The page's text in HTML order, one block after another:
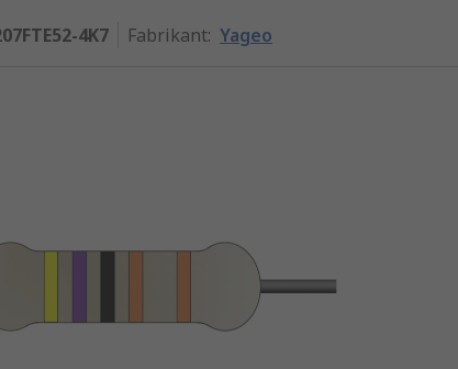
4K7 Fabrikant: Yageo